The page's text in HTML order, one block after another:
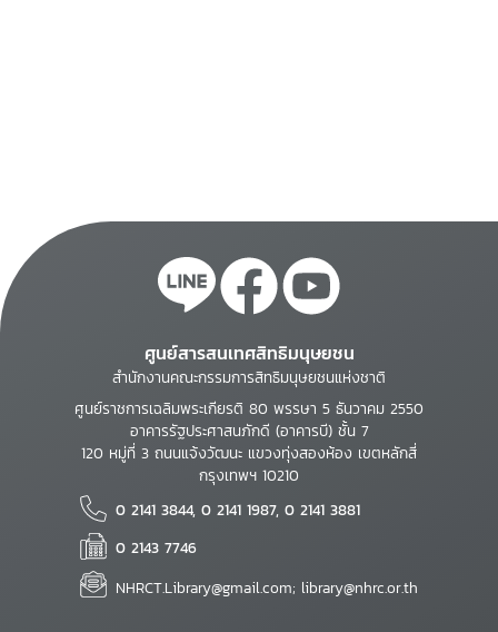
ศูนย์สารสนเทศสิทธิมนุษยชน
สำนักงานคณะกรรมการสิทธิมนุษยชนแห่งชาติ
ศูนย์ราชการเฉลิมพระเกียรติ 80 พรรษา 5 ธันวาคม 2550
อาคารรัฐประศาสนภักดี (อาคารบี) ชั้น 7
120 หมู่ที่ 3 ถนนแจ้งวัฒนะ แขวงทุ่งสองห้อง เขตหลักสี่
กรุงเทพฯ 10210
0 2141 3844, 0 2141 1987, 0 2141 3881
0 2143 7746
NHRCT.Library@gmail.com; library@nhrc.or.th